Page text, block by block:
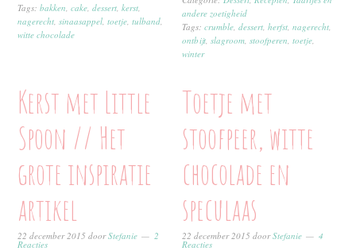
Tags:bakken ,cake ,dessert ,kerst
nagerecht ,sinaasappel ,toetje ,tulband
witte chocolade
andere zoetigheid
Tags:crumble ,dessert ,herfst ,nagerecht
ontbijt ,slagroom ,stoofperen ,toetje
winter
Kerst met Little
Spoon // Het
grote inspiratie
artikel
22 december 2015 doorStefanie 2
Reacties
Toetje met
stoofpeer, witte
chocolade en
speculaas
22 december 2015 doorStefanie 4
Reacties